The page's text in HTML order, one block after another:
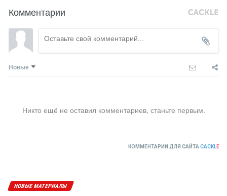
Комментарии
Новые
Никто ещё не оставил комментариев, станьте первым.
КОММЕНТАРИИ ДЛЯ САЙТА CACKLE
НОВЫЕ МАТЕРИАЛЫ